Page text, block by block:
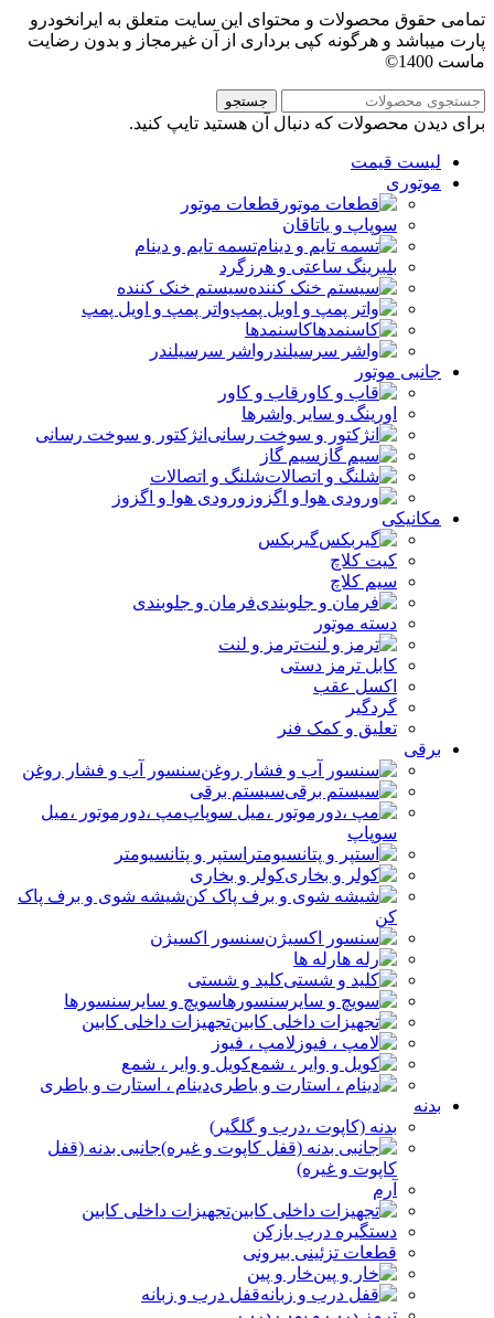
تمامی حقوق محصولات و محتوای این سایت متعلق به ایرانخودرو
پارت میباشد و هرگونه کپی برداری از آن غیرمجاز و بدون رضایت
ماست 1400©
جستجو
برای دیدن محصولات که دنبال آن هستید تایپ کنید.
لیست قیمت
موتوری
قطعات موتور
سوپاپ و یاتاقان
تسمه تایم و دینام
بلبرینگ ساعتی و هرزگرد
سیستم خنک کننده
واتر پمپ و اویل پمپ
کاسنمدها
واشر سرسیلندر
جانبی موتور
قاب و کاور
اورینگ و سایر واشرها
انژکتور و سوخت رسانی
سیم گاز
شلنگ و اتصالات
ورودی هوا و اگزوز
مکانیکی
گیربکس
کیت کلاچ
سیم کلاچ
فرمان و جلوبندی
دسته موتور
ترمز و لنت
کابل ترمز دستی
اکسل عقب
گردگیر
تعلیق و کمک فنر
برقی
سنسور آب و فشار روغن
سیستم برقی
مپ ،دورموتور ،میل
سوپاپ
استپر و پتانسیومتر
کولر و بخاری
شیشه شوی و برف پاک
کن
سنسور اکسیژن
رله ها
کلید و شستی
سویچ و سایرسنسورها
تجهیزات داخلی کابین
لامپ ، فیوز
کویل و وایر ، شمع
دینام ، استارت و باطری
بدنه
بدنه (کاپوت ،درب و گلگیر)
جانبی بدنه (قفل
کاپوت و غیره)
آرم
تجهیزات داخلی کابین
دستگیره درب بازکن
قطعات تزئینی بیرونی
خار و پین
قفل درب و زبانه